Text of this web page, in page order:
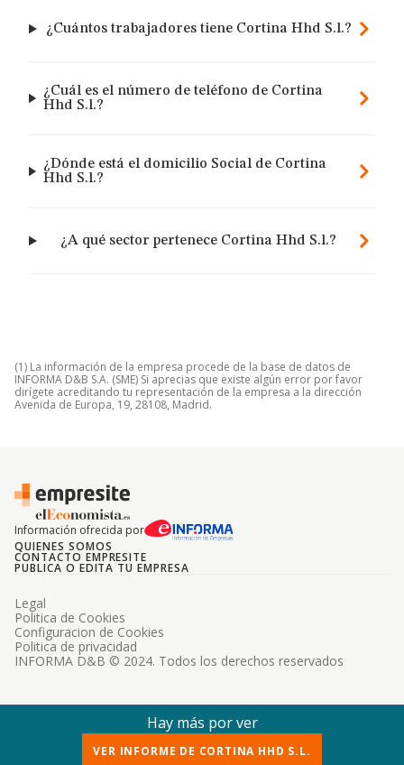
¿Cuántos trabajadores tiene Cortina Hhd S.l.?
¿Cuál es el número de teléfono de Cortina
Hhd S.l.?
¿Dónde está el domicilio Social de Cortina
Hhd S.l.?
¿A qué sector pertenece Cortina Hhd S.l.?
(1) La información de la empresa procede de la base de datos de
INFORMA D&B S.A. (SME) Si aprecias que existe algún error por favor
dirígete acreditando tu representación de la empresa a la dirección
Avenida de Europa, 19, 28108, Madrid.
Información ofrecida por
QUIENES SOMOS
CONTACTO EMPRESITE
PUBLICA O EDITA TU EMPRESA
INFORMA D&B © 2024. Todos los derechos reservados
Legal
Politica de Cookies
Configuracion de Cookies
Politica de privacidad
Hay más por ver
VER INFORME DE CORTINA HHD S.L.